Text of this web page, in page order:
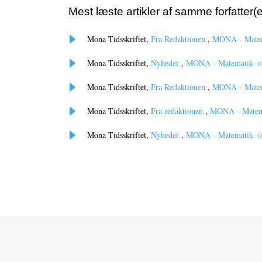
Mest læste artikler af samme
Mona Tidsskriftet, Fra Redaktionen , MONA -
Mona Tidsskriftet, Nyheder , MONA - Matematik-
Mona Tidsskriftet, Fra Redaktionen , MONA -
Mona Tidsskriftet, Fra redaktionen , MONA -
Mona Tidsskriftet, Nyheder , MONA - Matematik-